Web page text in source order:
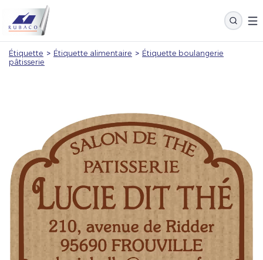
Étiquette > Étiquette alimentaire > Étiquette boulangerie
pâtisserie